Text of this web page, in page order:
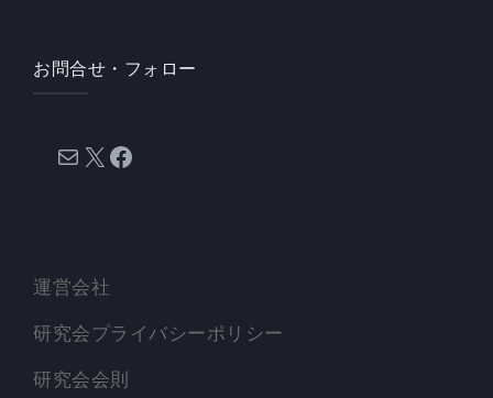
お問合せ・フォロー
メール X Facebook
運営会社
研究会プライバシーポリシー
研究会会則